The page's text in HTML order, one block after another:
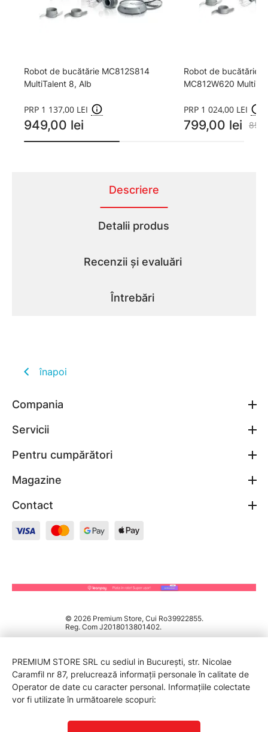
Robot de bucătărie MC812S814
MultiTalent 8, Alb
PRP 1 137,00 LEI
949,00 lei
Robot de bucătărie
MC812W620
PRP 1 024,00 LEI
799,00 lei
Descriere
Detalii produs
Recenzii și evaluări
Întrebări
înapoi
Compania
Servicii
Pentru cumpărători
Magazine
Contact
© 2026 Premium Store, Cui Ro39922855.
Reg. Com J2018013801402.
PREMIUM STORE SRL cu sediul in București, str. Nicolae
Caramfil nr 87, prelucrează informații personale în calitate de
Operator de date cu caracter personal. Informațiile colectate
vor fi utilizate în următoarele scopuri: